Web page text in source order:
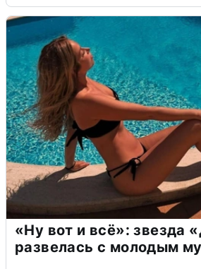
«Ну вот и всё»: звезда
развелась с молодым